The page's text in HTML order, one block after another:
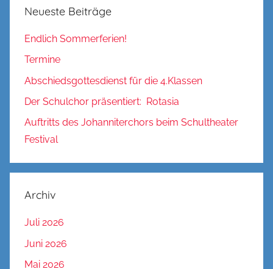
Neueste Beiträge
Endlich Sommerferien!
Termine
Abschiedsgottesdienst für die 4.Klassen
Der Schulchor präsentiert: Rotasia
Auftritts des Johanniterchors beim Schultheater
Festival
Archiv
Juli 2026
Juni 2026
Mai 2026